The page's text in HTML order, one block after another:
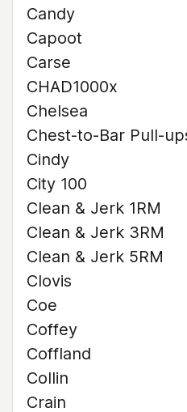
Candy
Capoot
Carse
CHAD1000x
Chelsea
Chest-to-Bar Pull-
Cindy
City 100
Clean & Jerk 1RM
Clean & Jerk 3RM
Clean & Jerk 5RM
Clovis
Coe
Coffey
Coffland
Collin
Crain